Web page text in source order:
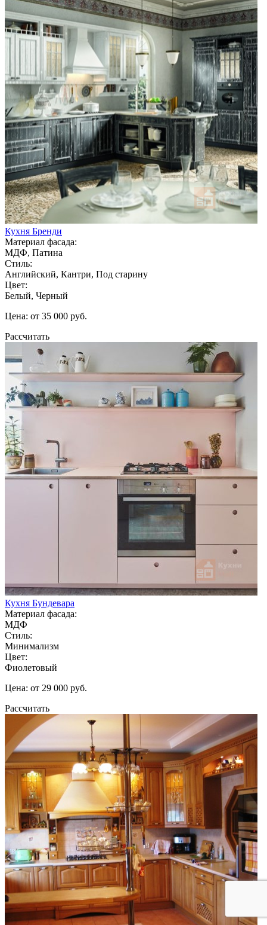
Кухня Бренди
Материал фасада:
МДФ, Патина
Стиль:
Английский, Кантри, Под старину
Цвет:
Белый, Черный
Цена: от 35 000 руб.
Рассчитать
Кухня Бундевара
Материал фасада:
МДФ
Стиль:
Минимализм
Цвет:
Фиолетовый
Цена: от 29 000 руб.
Рассчитать